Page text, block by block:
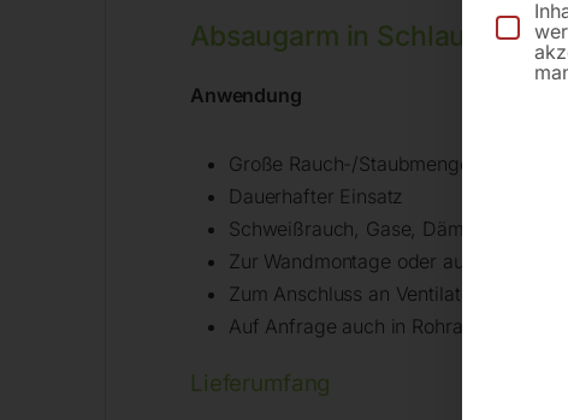
Absaugarm in
Anwendung
Große Rauch-/Staubmengen
Dauerhafter Einsatz
Schweißrauch, Gase, Dämpfe, leichte
Zur Wandmontage oder auf Säulen
Zum Anschluss an Ventilatoren oder
Auf Anfrage auch in Rohrausführung
Lieferumfang